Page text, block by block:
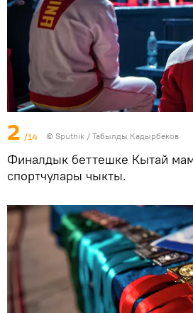
2 /14 © Sputnik / Табылды Кадырбеков
Финалдык беттешке Кытай
спортчулары чыкты.